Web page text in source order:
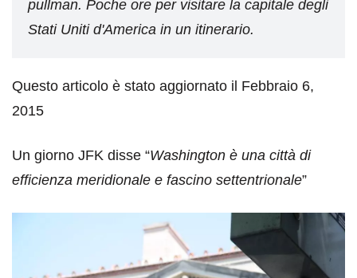
pullman. Poche ore per visitare la capitale degli
Stati Uniti d'America in un itinerario.
Questo articolo è stato aggiornato il Febbraio 6,
2015
Un giorno JFK disse “Washington è una città di
efficienza meridionale e fascino settentrionale”